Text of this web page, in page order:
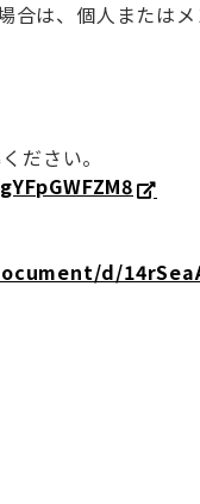
合は、個人または
ださい。
d/